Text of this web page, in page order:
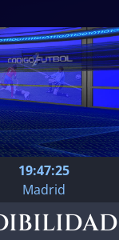
19:47:26
Madrid